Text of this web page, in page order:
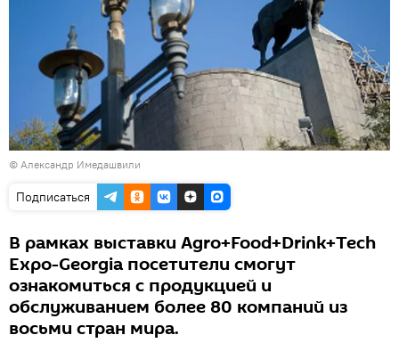
© Александр Имедашвили
Подписаться
В рамках выставки Agro+Food+Drink+Tech
Expo-Georgia посетители смогут
ознакомиться с продукцией и
обслуживанием более 80 компаний из
восьми стран мира.